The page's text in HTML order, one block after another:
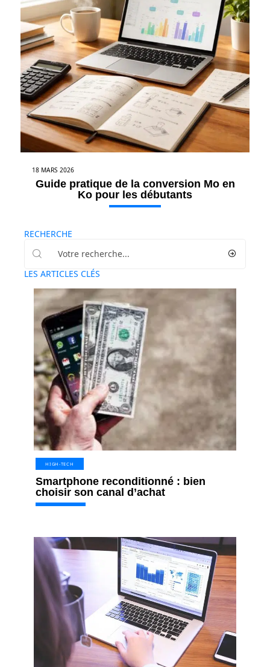
18 MARS 2026
Guide pratique de la conversion Mo en
Ko pour les débutants
RECHERCHE
LES ARTICLES CLÉS
HIGH-TECH
Smartphone reconditionné : bien
choisir son canal d’achat